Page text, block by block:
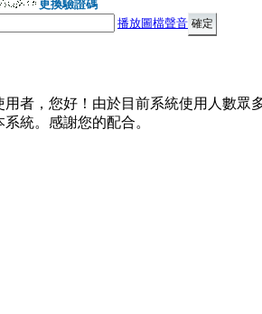
更換驗證碼
播放圖檔聲音
用者，您好！由於目前系統使用人數眾
統。感謝您的配合。